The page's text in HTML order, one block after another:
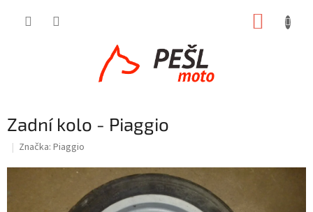
Zadní kolo - Piaggio
Značka: Piaggio